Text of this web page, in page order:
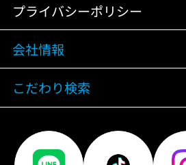
プライバシーポリシー
会社情報
こだわり検索